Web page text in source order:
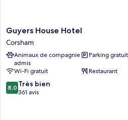
Guyers
House
Hotel
Corsham
Guyers House Hotel
Corsham
Animaux de compagnie
admis
Parking gratuit
Wi-Fi gratuit
Restaurant
8.0
sur
8,0 Très bien
361 avis